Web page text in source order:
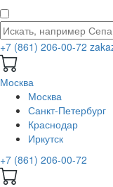
+7 (861) 206-00-72
Москва
Москва
Санкт-Петербург
Краснодар
Иркутск
+7 (861) 206-00-72